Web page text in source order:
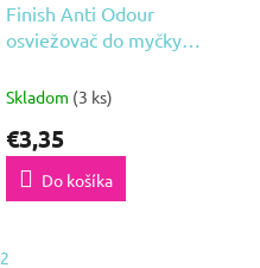
Finish Anti Odour
osviežovač do myčky
Skladom (3 ks)
€3,35
Do košíka
2